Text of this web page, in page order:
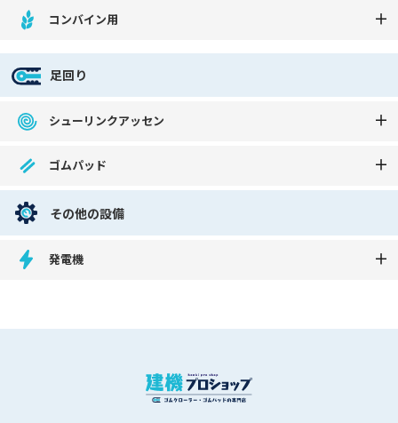
コンバイン用
足回り
シューリンクアッセン
ゴムパッド
その他の設備
発電機